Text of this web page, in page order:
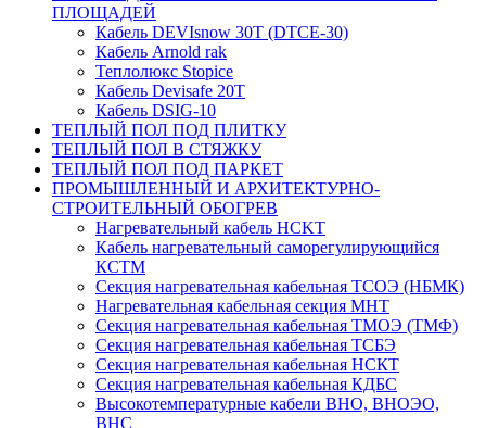
ПЛОЩАДЕЙ
Кабель DEVIsnow 30Т (DTCE-30)
Кабель Arnold rak
Теплолюкс Stopice
Кабель Devisafe 20T
Кабель DSIG-10
ТЕПЛЫЙ ПОЛ ПОД ПЛИТКУ
ТЕПЛЫЙ ПОЛ В СТЯЖКУ
ТЕПЛЫЙ ПОЛ ПОД ПАРКЕТ
ПРОМЫШЛЕННЫЙ И АРХИТЕКТУРНО-
СТРОИТЕЛЬНЫЙ ОБОГРЕВ
Нагревательный кабель НCKТ
Кабель нагревательный саморегулирующийся
КСТМ
Секция нагревательная кабельная ТСОЭ (НБМК)
Нагревательная кабельная секция МНТ
Секция нагревательная кабельная ТМОЭ (ТМФ)
Секция нагревательная кабельная ТСБЭ
Секция нагревательная кабельная НСКТ
Секция нагревательная кабельная КДБС
Высокотемпературные кабели ВНО, ВНОЭО,
ВНС